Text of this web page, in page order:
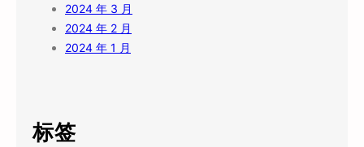
2024 年 3 月
2024 年 2 月
2024 年 1 月
标签